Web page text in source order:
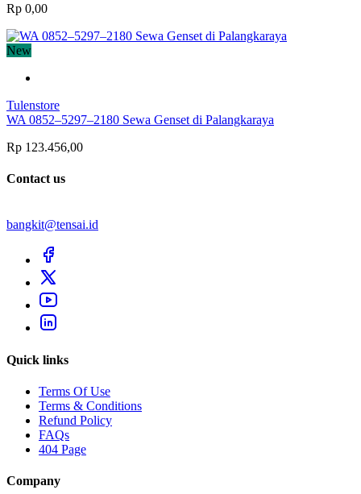
Rp 0,00
New
Tulenstore
WA 0852–5297–2180 Sewa Genset di Palangkaraya
Rp 123.456,00
Contact us
bangkit@tensai.id
Quick links
Terms Of Use
Terms & Conditions
Refund Policy
FAQs
404 Page
Company